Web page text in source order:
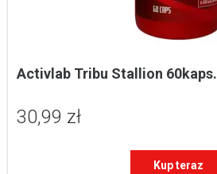
Activlab Tribu Stallion 60kaps.
30,99 zł
Kup teraz